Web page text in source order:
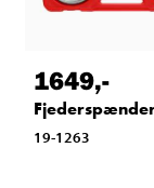
1649,-
19-1263